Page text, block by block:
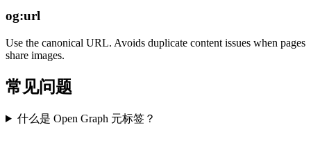
og:url
Use the canonical URL. Avoids duplicate content issues when pages
share images.
常见问题
什么是 Open Graph 元标签？